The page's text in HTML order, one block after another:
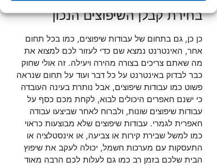
בחירת קבלן השיפוצים הנכון
כן כן, גם בתחום של עבודות שיפוצים, כמו בכל תחום
אחר, האינטרנט נמצא שם כדי לעזור לכם למצוא את
מה שאתם צריכים בצורה מהירה ויעילה. זה אולי שחוק
כבר לבדוק באינטרנט על כל דבר ועוד על תחום שנראה
פשוט כמו עבודות שיפוצים, אבל נותרת בעינה העובדה
כי ישנם חאפרים היכולים לבוא, לקחת מכם כסף על
עבודות שיפוצים שונות, ולברוח לאחר שביצעו עבודה
חאפרית לגמרי. עבודות שיפוצים שלא מבוצעות כראוי
כמו למשל שבירת קירות או צביעה, או אינסטלציה או
התעסקות עם מערכות חשמל, יכולה לעקב את שיפוץ
הבית שלכם בזמן רב כמו גם לעלות לכם הרבה מאוד